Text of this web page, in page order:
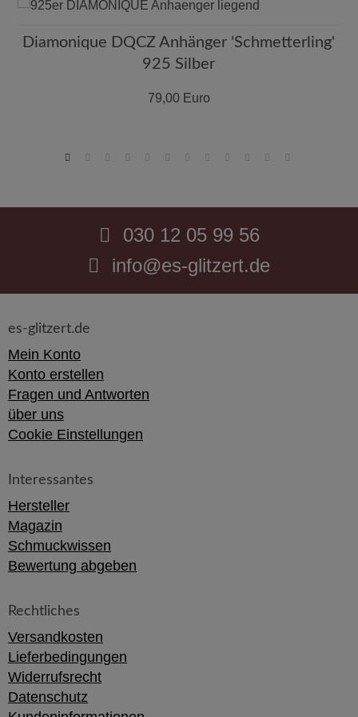
gefertigt ist!
Lass Dich verzaubern von diesem unvergesslichen
dein neues Lieblingsaccessoire!
Korallenperlen. Bestehend aus Kette und Ohrringen.
findest Du unter Markenlos
Diamonique DQCZ Anhänger 'Schmetterling'
925 Silber
79,00 Euro
030 12 05 99 56
info@es-glitzert.de
es-glitzert.de
Mein Konto
Konto erstellen
Fragen und Antworten
über uns
Cookie Einstellungen
Interessantes
Hersteller
Magazin
Schmuckwissen
Bewertung abgeben
Rechtliches
Versandkosten
Lieferbedingungen
Widerrufsrecht
Datenschutz